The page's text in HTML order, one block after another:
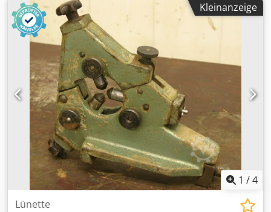
Abmessungen: 370/280/H90 mm Crodpfxsb A Tdvs Ak Dof -
Gewicht: 10 kg
Kleinanzeige
1 /4
Lünette